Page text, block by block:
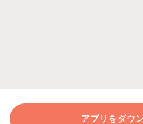
アプリをダウ